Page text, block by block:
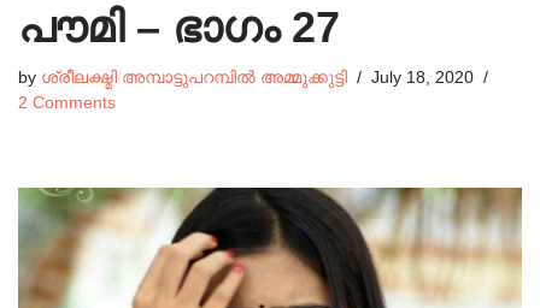
പൗമി – ഭാഗം 27
by ശ്രീലക്ഷ്മി അമ്പാട്ടുപറമ്പിൽ അമ്മുക്കുട്ടി
July 18, 2020
2 Comments